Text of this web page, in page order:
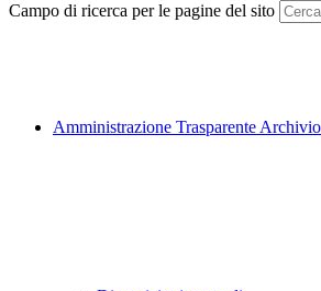
Campo di ricerca per le pagine del sito
Amministrazione Trasparente